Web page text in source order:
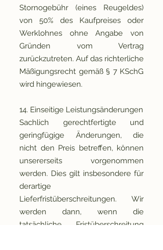
Stornogebühr (eines Reugeldes)
von 50% des Kaufpreises oder
Werklohnes ohne Angabe von
Gründen vom Vertrag
zurückzutreten. Auf das richterliche
Mäßigungsrecht gemäß § 7 KSchG
wird hingewiesen.
14. Einseitige Leistungsänderungen
Sachlich gerechtfertigte und
geringfügige Änderungen, die
nicht den Preis betreffen, können
unsererseits vorgenommen
werden. Dies gilt insbesondere für
derartige
Lieferfristüberschreitungen. Wir
werden dann, wenn die
tatsächliche Fristüberschreitung